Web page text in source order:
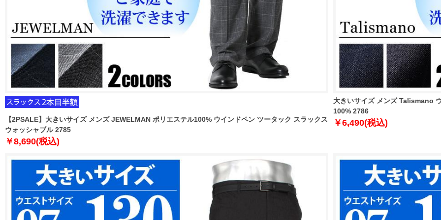
【2PSALE】大きいサイズ メンズ JEWELMAN ポリエステル100% ウインドペン ツータック スラックス
ウォッシャブル 2785
￥8,690(税込)
大きいサイズ メンズ Talismano
100% 2786
￥6,490(税込)